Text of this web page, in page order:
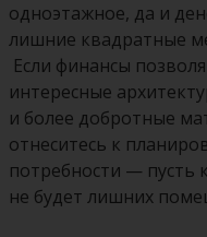
одноэтажное, да и
лишние квадратные
Если финансы
интересные
и более добротные
отнеситесь к
потребности —
не будет лишних